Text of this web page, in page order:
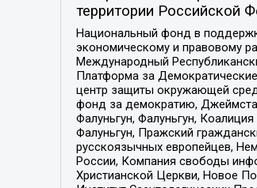
территории Российской
Национальный фонд в
экономическому и правовому
Международный
Платформа за
центр защиты окружающей
фонд за демократию,
Фалуньгун, Фалуньгун,
Фалуньгун, Пражский
русскоязычных европейцев,
России, Компания свободы
Христианской Церкви, Новое